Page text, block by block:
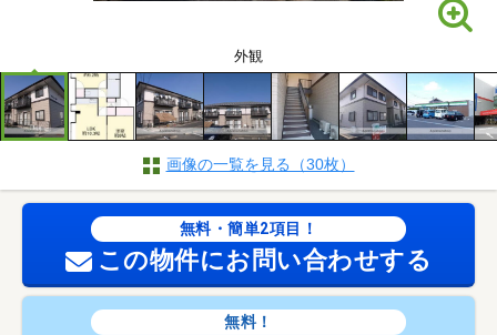
外観
画像の一覧を見る（30枚）
無料・簡単2項目！
この物件にお問い合わせする
無料！